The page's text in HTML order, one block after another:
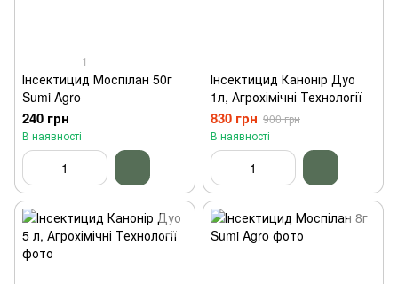
1
Інсектицид Моспілан 50г
Sumi Agro
240 грн
В наявності
Інсектицид Канонір Дуо
1л, Агрохімічні Технології
830 грн 900 грн
В наявності